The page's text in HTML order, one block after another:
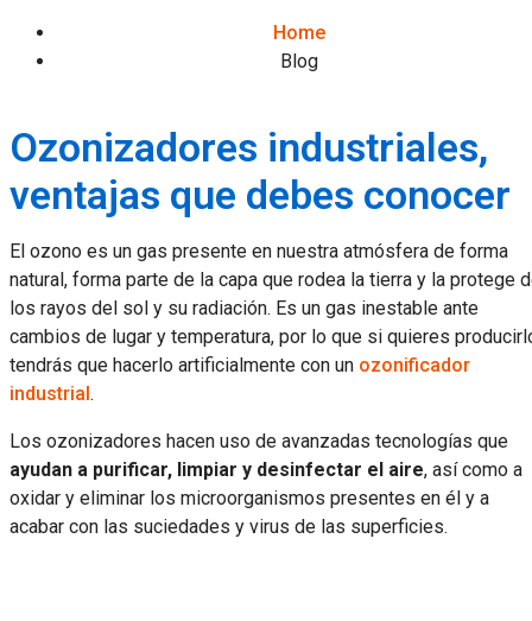
Home
Blog
Ozonizadores industriales,
ventajas que debes conocer
El ozono es un gas presente en nuestra atmósfera de forma
natural, forma parte de la capa que rodea la tierra y la protege
los rayos del sol y su radiación. Es un gas inestable ante
cambios de lugar y temperatura, por lo que si quieres
tendrás que hacerlo artificialmente con un ozonificador
industrial.
Los ozonizadores hacen uso de avanzadas tecnologías que
ayudan a purificar, limpiar y desinfectar el aire, así como a
oxidar y eliminar los microorganismos presentes en él y a
acabar con las suciedades y virus de las superficies.